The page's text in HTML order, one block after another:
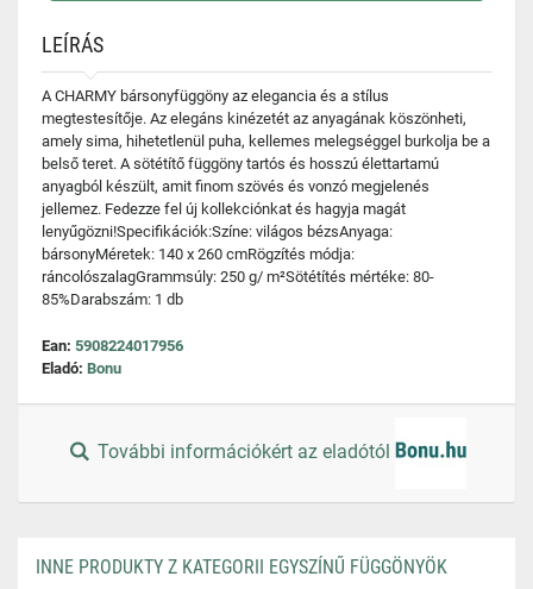
LEÍRÁS
A CHARMY bársonyfüggöny az elegancia és a stílus
megtestesítője. Az elegáns kinézetét az anyagának köszönheti,
amely sima, hihetetlenül puha, kellemes melegséggel burkolja be a
belső teret. A sötétítő függöny tartós és hosszú élettartamú
anyagból készült, amit finom szövés és vonzó megjelenés
jellemez. Fedezze fel új kollekciónkat és hagyja magát
lenyűgözni!Specifikációk:Színe: világos bézsAnyaga:
bársonyMéretek: 140 x 260 cmRögzítés módja:
ráncolószalagGrammsúly: 250 g/ m²Sötétítés mértéke: 80-
85%Darabszám: 1 db
Ean: 5908224017956
Eladó: Bonu
További információkért az eladótól
INNE PRODUKTY Z KATEGORII EGYSZÍNŰ FÜGGÖNYÖK